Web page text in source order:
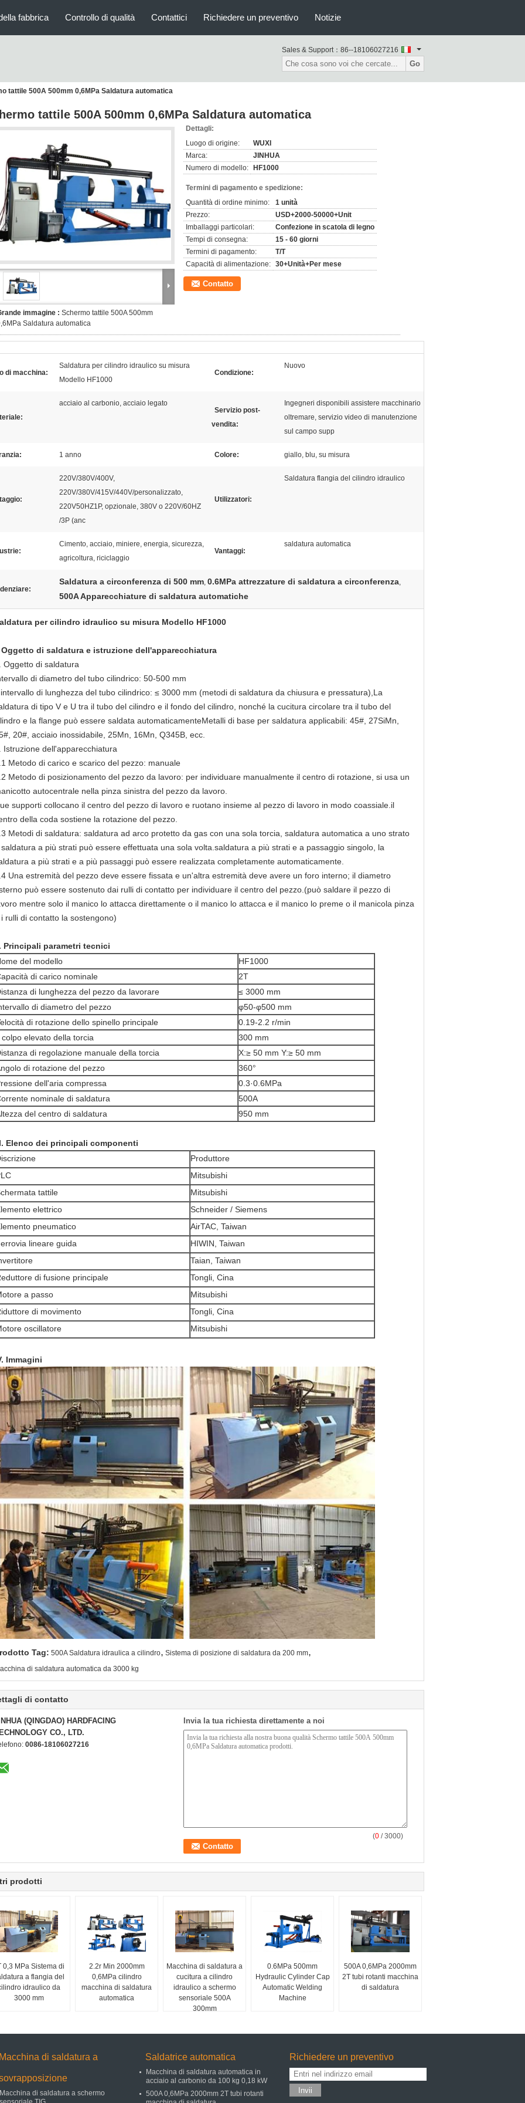
fabbrica Controllo di qualità Contattici Richiedere un preventivo Notizie
Sales & Support： 86--18106027216
Go
tattile 500A 500mm 0,6MPa Saldatura automatica
tattile 500A 500mm 0,6MPa Saldatura automatica
immagine : Schermo tattile 500A 500mm
Saldatura automatica
Dettagli:
Luogo di origine:
WUXI
Marca:
JINHUA
Numero di modello:
HF1000
Termini di pagamento e spedizione:
Quantità di ordine minimo:
1 unità
Prezzo:
USD+2000-50000+Unit
Imballaggi particolari:
Confezione in scatola di legno
Tempi di consegna:
15 - 60 giorni
Termini di pagamento:
T/T
Capacità di alimentazione: 30+Unità+Per mese
Contatto
di macchina:
Saldatura per cilindro idraulico su misura
Modello HF1000
Condizione:
Nuovo
acciaio al carbonio, acciaio legato
Servizio post-
vendita:
Ingegneri disponibili assistere macchinario
oltremare, servizio video di manutenzione
sul campo supp
1 anno Colore: giallo, blu, su misura
220V/380V/400V,
220V/380V/415V/440V/personalizzato,
220V50HZ1P, opzionale, 380V o 220V/60HZ
/3P (anc
Utilizzatori:
Saldatura flangia del cilindro idraulico
Cimento, acciaio, miniere, energia, sicurezza,
agricoltura, riciclaggio
Vantaggi:
saldatura automatica
Saldatura a circonferenza di 500 mm, 0.6MPa attrezzature di saldatura a circonferenza,
500A Apparecchiature di saldatura automatiche
per cilindro idraulico su misura Modello HF1000
Oggetto di saldatura e istruzione dell'apparecchiatura
Oggetto di saldatura
di diametro del tubo cilindrico: 50-500 mm
di lunghezza del tubo cilindrico: ≤ 3000 mm (metodi di saldatura da chiusura e pressatura),La
di tipo V e U tra il tubo del cilindro e il fondo del cilindro, nonché la cucitura circolare tra il tubo del
e la flange può essere saldata automaticamenteMetalli di base per saldatura applicabili: 45#, 27SiMn,
20#, acciaio inossidabile, 25Mn, 16Mn, Q345B, ecc.
Istruzione dell'apparecchiatura
Metodo di carico e scarico del pezzo: manuale
Metodo di posizionamento del pezzo da lavoro: per individuare manualmente il centro di rotazione, si usa un
autocentrale nella pinza sinistra del pezzo da lavoro.
supporti collocano il centro del pezzo di lavoro e ruotano insieme al pezzo di lavoro in modo coassiale.il
della coda sostiene la rotazione del pezzo.
Metodi di saldatura: saldatura ad arco protetto da gas con una sola torcia, saldatura automatica a uno strato
a più strati può essere effettuata una sola volta.saldatura a più strati e a passaggio singolo, la
a più strati e a più passaggi può essere realizzata completamente automaticamente.
Una estremità del pezzo deve essere fissata e un'altra estremità deve avere un foro interno; il diametro
può essere sostenuto dai rulli di contatto per individuare il centro del pezzo.(può saldare il pezzo di
mentre solo il manico lo attacca direttamente o il manico lo attacca e il manico lo preme o il manicola pinza
rulli di contatto la sostengono)
Principali parametri tecnici
del modello
HF1000
di carico nominale
2T
di lunghezza del pezzo da lavorare
≤ 3000 mm
di diametro del pezzo
φ50-φ500 mm
di rotazione dello spinello principale
0.19-2.2 r/min
colpo elevato della torcia
300 mm
di regolazione manuale della torcia
X:≥ 50 mm Y:≥ 50 mm
di rotazione del pezzo
360°
dell'aria compressa
0.3·0.6MPa
nominale di saldatura
500A
del centro di saldatura
950 mm
Elenco dei principali componenti
Produttore
Mitsubishi
tattile
Mitsubishi
elettrico
Schneider / Siemens
pneumatico
AirTAC, Taiwan
lineare guida
HIWIN, Taiwan
Taian, Taiwan
di fusione principale
Tongli, Cina
a passo
Mitsubishi
di movimento
Tongli, Cina
oscillatore
Mitsubishi
Immagini
Tag: 500A Saldatura idraulica a cilindro, Sistema di posizione di saldatura da 200 mm,
di saldatura automatica da 3000 kg
di contatto
(QINGDAO) HARDFACING
CO., LTD.
0086-18106027216
Invia la tua richiesta direttamente a noi
(0 / 3000)
prodotti
0,3 MPa Sistema di
a flangia del
idraulico da
3000 mm
2.2r Min 2000mm
0,6MPa cilindro
macchina di saldatura
automatica
Macchina di saldatura a
cucitura a cilindro
idraulico a schermo
sensoriale 500A
300mm
0.6MPa 500mm
Hydraulic Cylinder Cap
Automatic Welding
Machine
500A 0,6MPa 2000mm
2T tubi rotanti macchina
di saldatura
di saldatura a
Macchina di saldatura a schermo
Saldatrice automatica
Macchina di saldatura automatica in
acciaio al carbonio da 100 kg 0,18 kW
500A 0,6MPa 2000mm 2T tubi rotanti
Richiedere un preventivo
Invii